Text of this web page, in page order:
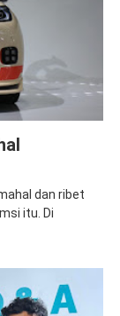
dan ribet
itu. Di